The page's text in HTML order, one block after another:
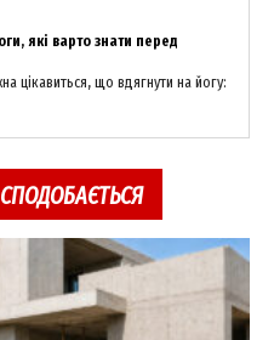
які варто знати перед
цікавиться, що вдягнути на йогу: